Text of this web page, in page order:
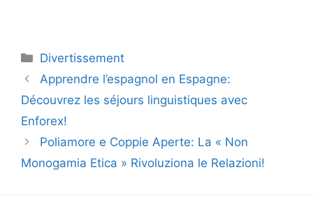
Catégories
Divertissement
Apprendre l’espagnol en Espagne:
Découvrez les séjours linguistiques avec
Enforex!
Poliamore e Coppie Aperte: La « Non
Monogamia Etica » Rivoluziona le Relazioni!